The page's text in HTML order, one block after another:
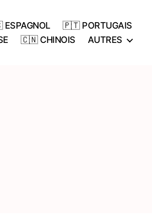
🇵🇹 PORTUGAIS
🇨🇳 CHINOIS AUTRES